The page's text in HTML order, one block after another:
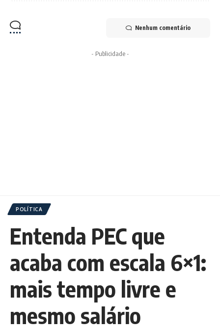
Nenhum comentário
- Publicidade -
POLÍTICA
Entenda PEC que
acaba com escala 6×1:
mais tempo livre e
mesmo salário